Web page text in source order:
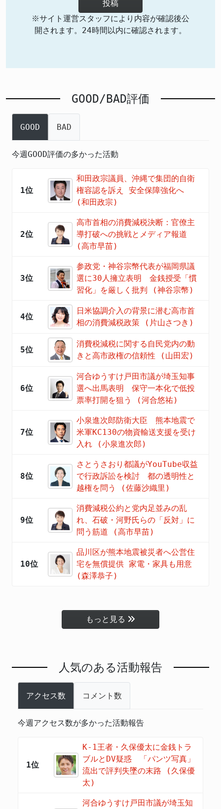
投稿
※サイト運営スタッフにより内容が確認後公
開されます。24時間以内に確認されます。
GOOD/BAD評価
GOOD BAD
今週GOOD評価の多かった活動
1位
和田政宗議員、沖縄で集団的自衛
権容認を訴え 安全保障強化へ
(和田政宗)
2位
高市首相の消費減税決断：官僚主
導打破への挑戦とメディア報道
(高市早苗)
3位
参政党・神谷宗幣代表が福岡県議
選に30人擁立表明 金銭授受「慣
習化」を厳しく批判 (神谷宗幣)
4位
日米協調介入の背景に潜む高市首
相の消費減税政策 (片山さつき)
5位
消費税減税に関する自民党内の動
きと高市政権の信頼性 (山田宏)
6位
河合ゆうすけ戸田市議が埼玉知事
選へ出馬表明 保守一本化で低投
票率打開を狙う (河合悠祐)
7位
小泉進次郎防衛大臣 熊本地震で
米軍KC130の物資輸送支援を受け
入れ (小泉進次郎)
8位
さとうさおり都議がYouTube収益
で行政訴訟を検討 都の透明性と
越権を問う (佐藤沙織里)
9位
消費減税公約と党内足並みの乱
れ、石破・河野氏らの「反対」に
問う筋道 (高市早苗)
10位
品川区が熊本地震被災者へ公営住
宅を無償提供 家電・家具も用意
(森澤恭子)
もっと見る
人気のある活動報告
アクセス数 コメント数
今週アクセス数が多かった活動報告
1位
K-1王者・久保優太に金銭トラ
ブルとDV疑惑 「パンツ写真」
流出で評判失墜の末路 (久保優
太)
河合ゆうすけ戸田市議が埼玉知